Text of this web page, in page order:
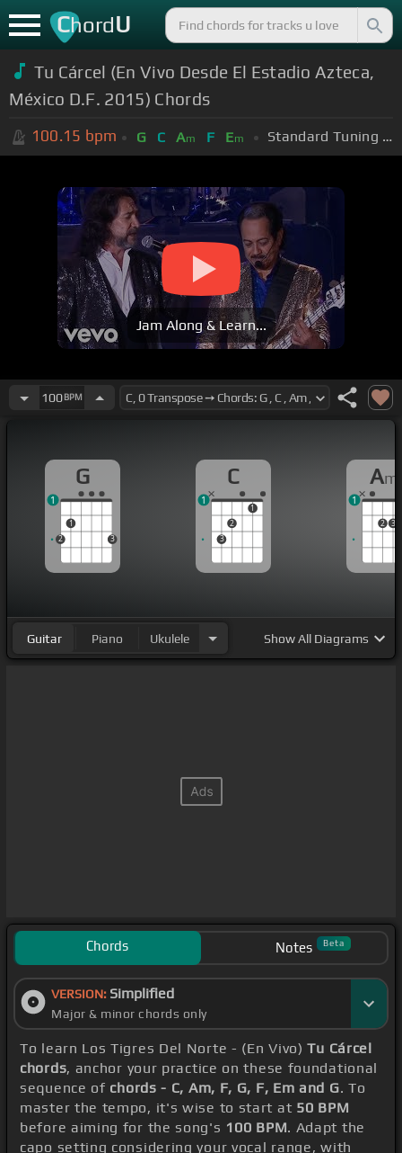
ChordU
Tu Cárcel (En Vivo Desde El Estadio Azteca,
México D.F. 2015) Chords
100.15 bpm G C Am F Em Standard Tuning (EADGBE)
Jam Along & Learn...
100BPM
G
2
1
3
1
C
3
2
1
1
Am
2 3
1
Guitar Piano Ukulele ShowAll Diagrams
Chords Notes Beta
VERSION: Simplified
Major & minor chords only
To learn Los Tigres Del Norte - (En Vivo)Tu Cárcel
chords, anchor your practice on these foundational
sequence of chords - C, Am, F, G, F, Em and G. To
master the tempo, it's wise to start at 50 BPM
before aiming for the song's 100 BPM. Adapt the
capo setting considering your vocal range, with